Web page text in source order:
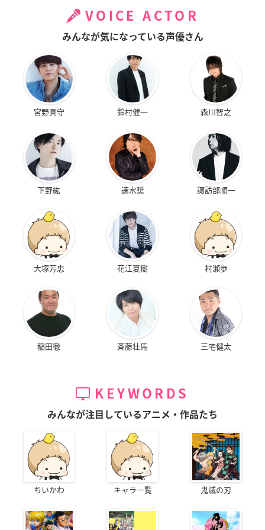
VOICE ACTOR
みんなが気になっている声優さん
宮野真守 鈴村健一 森川智之
下野紘 速水奨 諏訪部順一
大塚芳忠 花江夏樹 村瀬歩
稲田徹 斉藤壮馬 三宅健太
KEYWORDS
みんなが注目しているアニメ・作品たち
ちいかわ キャラ一覧 鬼滅の刃